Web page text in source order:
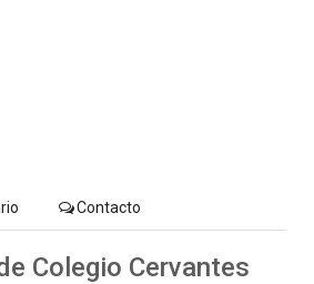
Contacto
Colegio Cervantes